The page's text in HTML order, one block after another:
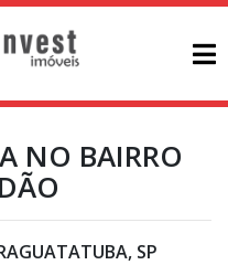
NO BAIRRO
SP